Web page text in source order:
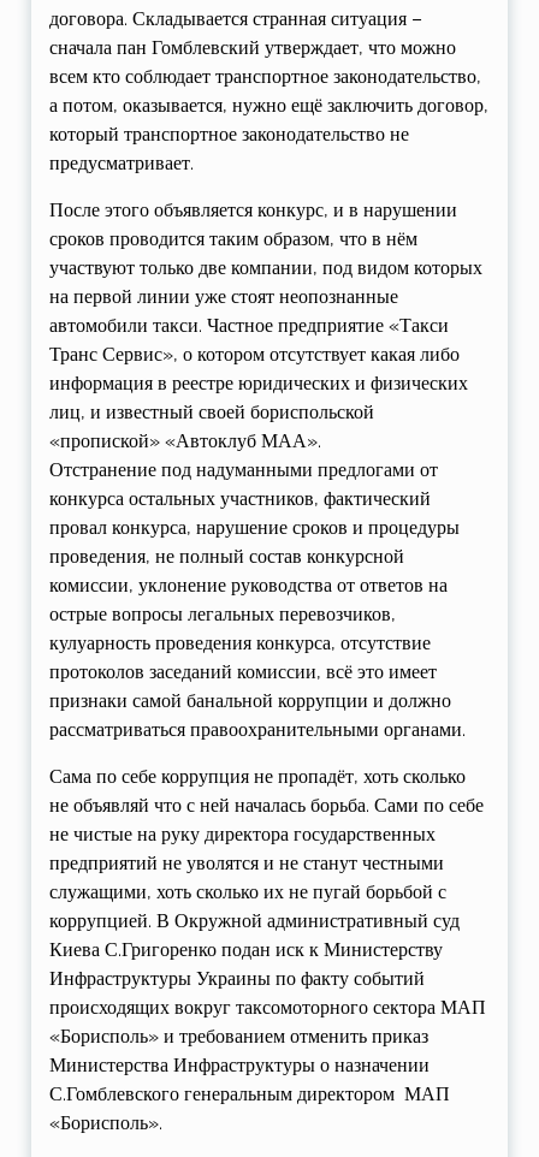
договора. Складывается странная ситуация –
сначала пан Гомблевский утверждает, что можно
всем кто соблюдает транспортное законодательство,
а потом, оказывается, нужно ещё заключить договор,
который транспортное законодательство не
предусматривает.
После этого объявляется конкурс, и в нарушении
сроков проводится таким образом, что в нём
участвуют только две компании, под видом которых
на первой линии уже стоят неопознанные
автомобили такси. Частное предприятие «Такси
Транс Сервис», о котором отсутствует какая либо
информация в реестре юридических и физических
лиц, и известный своей бориспольской
«пропиской» «Автоклуб МАА».
Отстранение под надуманными предлогами от
конкурса остальных участников, фактический
провал конкурса, нарушение сроков и процедуры
проведения, не полный состав конкурсной
комиссии, уклонение руководства от ответов на
острые вопросы легальных перевозчиков,
кулуарность проведения конкурса, отсутствие
протоколов заседаний комиссии, всё это имеет
признаки самой банальной коррупции и должно
рассматриваться правоохранительными органами.
Сама по себе коррупция не пропадёт, хоть сколько
не объявляй что с ней началась борьба. Сами по себе
не чистые на руку директора государственных
предприятий не уволятся и не станут честными
служащими, хоть сколько их не пугай борьбой с
коррупцией. В Окружной административный суд
Киева С.Григоренко подан иск к Министерству
Инфраструктуры Украины по факту событий
происходящих вокруг таксомоторного сектора МАП
«Борисполь» и требованием отменить приказ
Министерства Инфраструктуры о назначении
С.Гомблевского генеральным директором МАП
«Борисполь».